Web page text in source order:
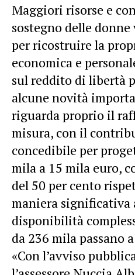
Maggiori risorse e
sostegno delle
per ricostruire la
economica e
sul reddito di libertà
alcune novità
riguarda proprio il
misura, con il
concedibile per
mila a 15 mila euro,
del 50 per cento
maniera significativa
disponibilità
da 236 mila passano
«Con l’avviso